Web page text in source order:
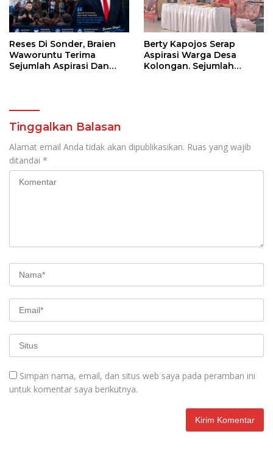
Reses Di Sonder, Braien
Waworuntu Terima
Sejumlah Aspirasi Dan
Berty Kapojos Serap
Aspirasi Warga Desa
Kolongan. Sejumlah
Tinggalkan Balasan
Alamat email Anda tidak akan dipublikasikan. Ruas yang wajib
ditandai *
Simpan nama, email, dan situs web saya pada peramban ini
untuk komentar saya berikutnya.